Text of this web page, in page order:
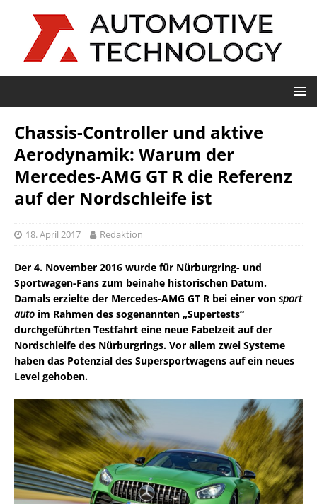
Chassis-Controller und aktive
Aerodynamik: Warum der
Mercedes-AMG GT R die Referenz
auf der Nordschleife ist
18. April 2017 Redaktion
Der 4. November 2016 wurde für Nürburgring- und
Sportwagen-Fans zum beinahe historischen Datum.
Damals erzielte der Mercedes-AMG GT R bei einer von sport
auto im Rahmen des sogenannten „Supertests“
durchgeführten Testfahrt eine neue Fabelzeit auf der
Nordschleife des Nürburgrings. Vor allem zwei Systeme
haben das Potenzial des Supersportwagens auf ein neues
Level gehoben.